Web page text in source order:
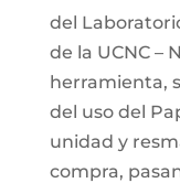
del
de la UCNC –
herramienta,
del uso del
unidad y
compra,